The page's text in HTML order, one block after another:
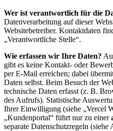
Wer ist verantwortlich für die
Datenverarbeitung auf dieser
Websitebetreiber. Kontaktdaten
„Verantwortliche Stelle“.
Wie erfassen wir Ihre Daten?
gibt es keine Kontakt- oder
per E-Mail erreichen; dabei
Daten selbst. Beim Besuch der
technische Daten erfasst (z. B.
des Aufrufs). Statistische
Ihrer Einwilligung (siehe „Vercel
„Kundenportal“ führt nur zu einer
separate Datenschutzregeln